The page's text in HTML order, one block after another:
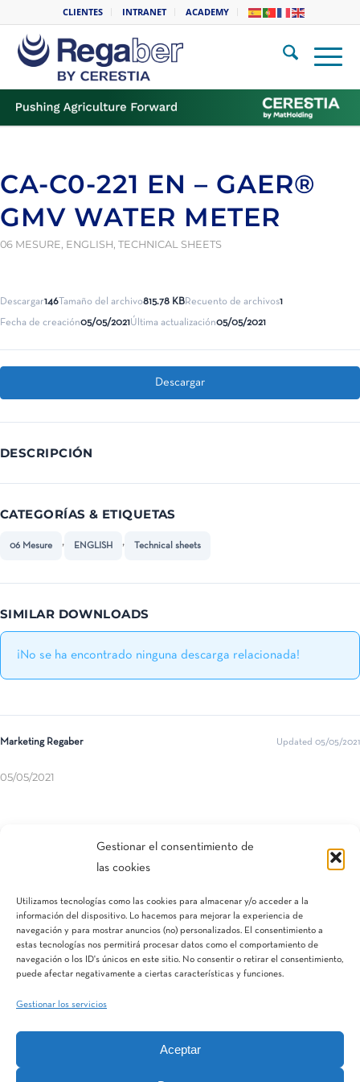
Gestionar el consentimiento de
las cookies
Utilizamos tecnologías como las cookies para almacenar y/o acceder a la
información del dispositivo. Lo hacemos para mejorar la experiencia de
navegación y para mostrar anuncios (no) personalizados. El consentimiento a
estas tecnologías nos permitirá procesar datos como el comportamiento de
navegación o los ID's únicos en este sitio. No consentir o retirar el consentimiento,
puede afectar negativamente a ciertas características y funciones.
Gestionar los servicios
Aceptar
CLIENTES INTRANET ACADEMY
CA-C0-221 EN – GAER®
GMV WATER METER
06 MESURE, ENGLISH, TECHNICAL SHEETS
Descargar146 Tamaño del archivo815.78 KBRecuento de archivos1
Fecha de creación05/05/2021Última actualización05/05/2021
Descargar
DESCRIPCIÓN
CATEGORÍAS & ETIQUETAS
06 Mesure , ENGLISH , Technical sheets
SIMILAR DOWNLOADS
¡No se ha encontrado ninguna descarga relacionada!
Marketing Regaber Updated 05/05/2021
05/05/2021